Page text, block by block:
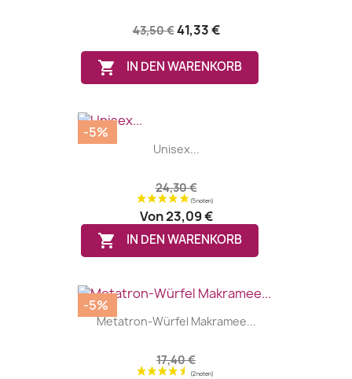
43,50 €41,33 €
 IN DEN WARENKORB
Unisex...
24,30 €
Von23,09 €
 IN DEN WARENKORB
-5%
Metatron-Würfel Makramee...
17,40 €
-5%